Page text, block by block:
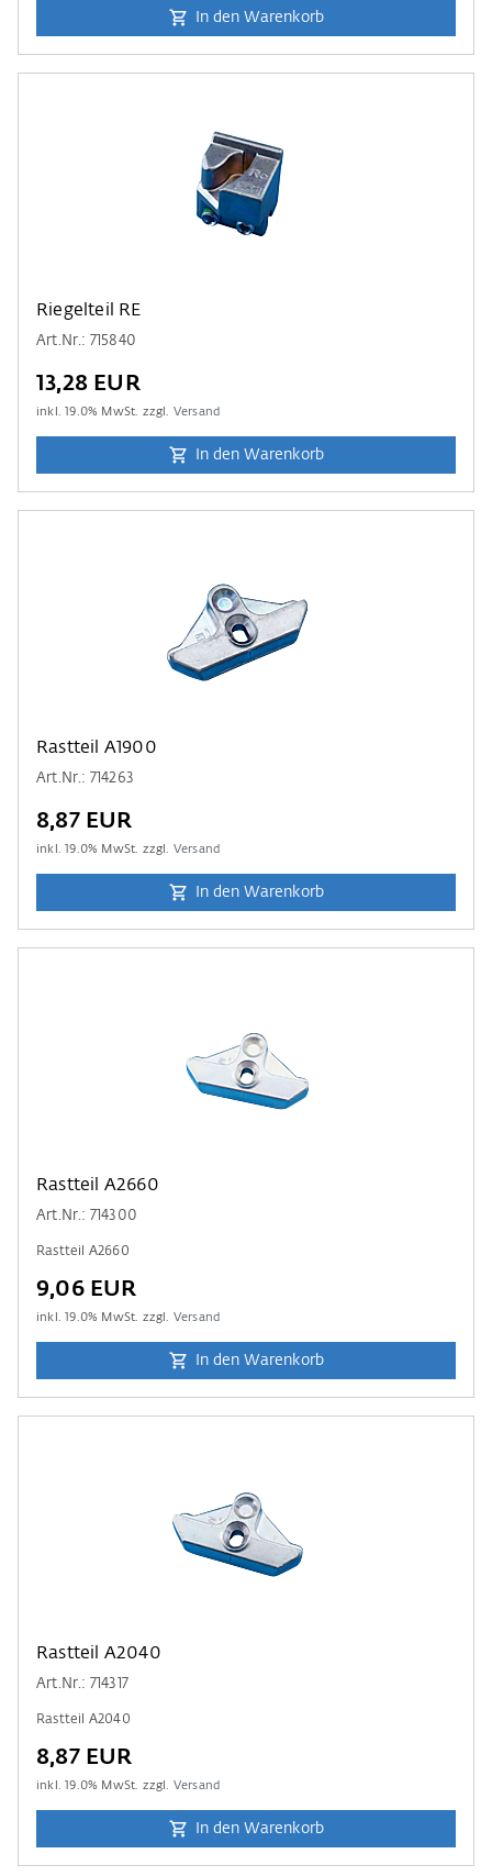
In den Warenkorb
Riegelteil RE
Art.Nr.: 715840
13,28 EUR
inkl.19.0% MwSt. zzgl. Versand
In den Warenkorb
Rastteil A1900
Art.Nr.: 714263
8,87 EUR
inkl.19.0% MwSt. zzgl. Versand
In den Warenkorb
Rastteil A2660
Art.Nr.: 714300
Rastteil A2660
9,06 EUR
inkl.19.0% MwSt. zzgl. Versand
In den Warenkorb
Rastteil A2040
Art.Nr.: 714317
Rastteil A2040
8,87 EUR
inkl.19.0% MwSt. zzgl. Versand
In den Warenkorb